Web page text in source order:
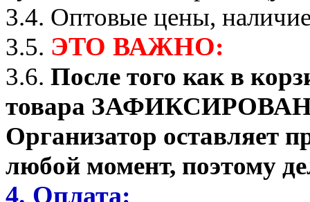
3.4. Оптовые цены,
3.5. ЭТО ВАЖНО:
3.6. После того как в
товара ЗАФИКСИРОВАНО
Организатор оставляет
любой момент, поэтому
4. Оплата: